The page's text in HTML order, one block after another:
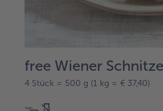
free Wiener
4 Stück = 500 g (1 kg = € 37,40)